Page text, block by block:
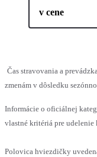
v cene
Čas stravovania a
zmenám v dôsledku
Informácie o oficiálnej
vlastné kritériá pre
Polovica hviezdičky